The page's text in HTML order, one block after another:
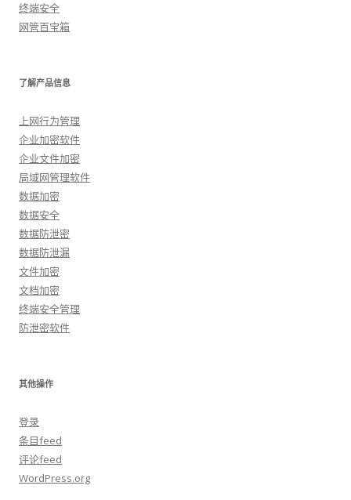
终端安全
网管百宝箱
了解产品信息
上网行为管理
企业加密软件
企业文件加密
局域网管理软件
数据加密
数据安全
数据防泄密
数据防泄漏
文件加密
文档加密
终端安全管理
防泄密软件
其他操作
登录
条目feed
评论feed
WordPress.org